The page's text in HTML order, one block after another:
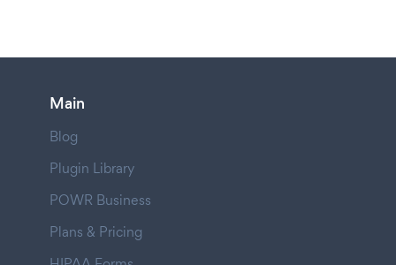
Main
Blog
Plugin Library
POWR Business
Plans & Pricing